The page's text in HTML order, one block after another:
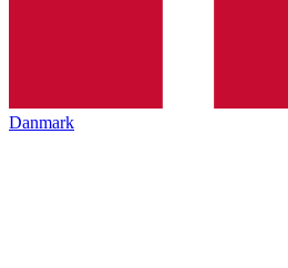
Danmark